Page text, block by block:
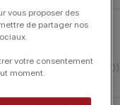
(10)
vous proposer des
de partager nos
votre consentement
moment.